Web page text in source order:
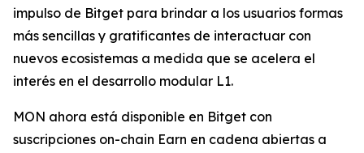
impulso de Bitget para brindar a los usuarios formas
más sencillas y gratificantes de interactuar con
nuevos ecosistemas a medida que se acelera el
interés en el desarrollo modular L1.
MON ahora está disponible en Bitget con
suscripciones on-chain Earn en cadena abiertas a